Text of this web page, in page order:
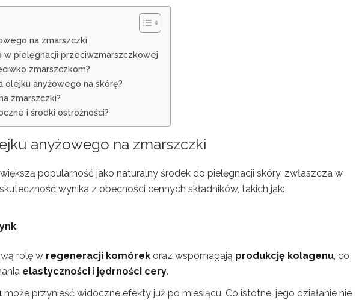
na zmarszczki
w pielęgnacji przeciwzmarszczkowej
zmarszczkom?
olejku anyżowego na skórę?
zmarszczki?
i środki ostrożności?
anyżowego na zmarszczki
popularność jako naturalny środek do pielęgnacji skóry, zwłaszcza w
wynika z obecności cennych składników, takich jak:
.
rolę w regeneracji komórek oraz wspomagają produkcję kolagenu, co
elastyczności i jędrności cery.
może przynieść widoczne efekty już po miesiącu. Co istotne, jego działanie nie